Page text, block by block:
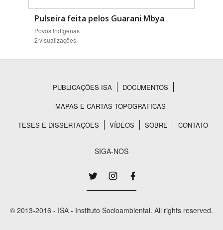
Pulseira feita pelos Guarani Mbya
Povos Indígenas
2 visualizações
Rodapé
PUBLICAÇÕES ISA
DOCUMENTOS
MAPAS E CARTAS TOPOGRAFICAS
TESES E DISSERTAÇÕES
VÍDEOS SOBRE CONTATO
SIGA-NOS
© 2013-2016 - ISA - Instituto Socioambiental. All rights reserved.